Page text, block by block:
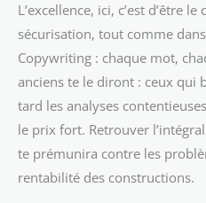
L’excellence, ici, c’est d’être
sécurisation, tout comme
Copywriting : chaque mot,
anciens te le diront : ceux qui
tard les analyses
le prix fort. Retrouver
te prémunira contre les
rentabilité des constructions.